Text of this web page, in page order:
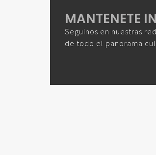
MANTENETE
Seguinos en nuestras
de todo el panorama